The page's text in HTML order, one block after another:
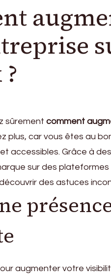
sûrement comment
plus, car vous êtes au
accessibles. Grâce à
sur des
des astuces
augmenter votre